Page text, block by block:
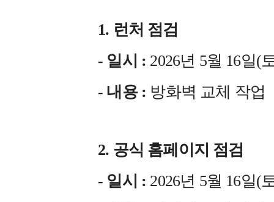
1. 런처 점검
- 일시 : 2026년 5월 16일(
- 내용 : 방화벽 교체 작업
2. 공식 홈페이지 점검
- 일시 : 2026년 5월 16일(